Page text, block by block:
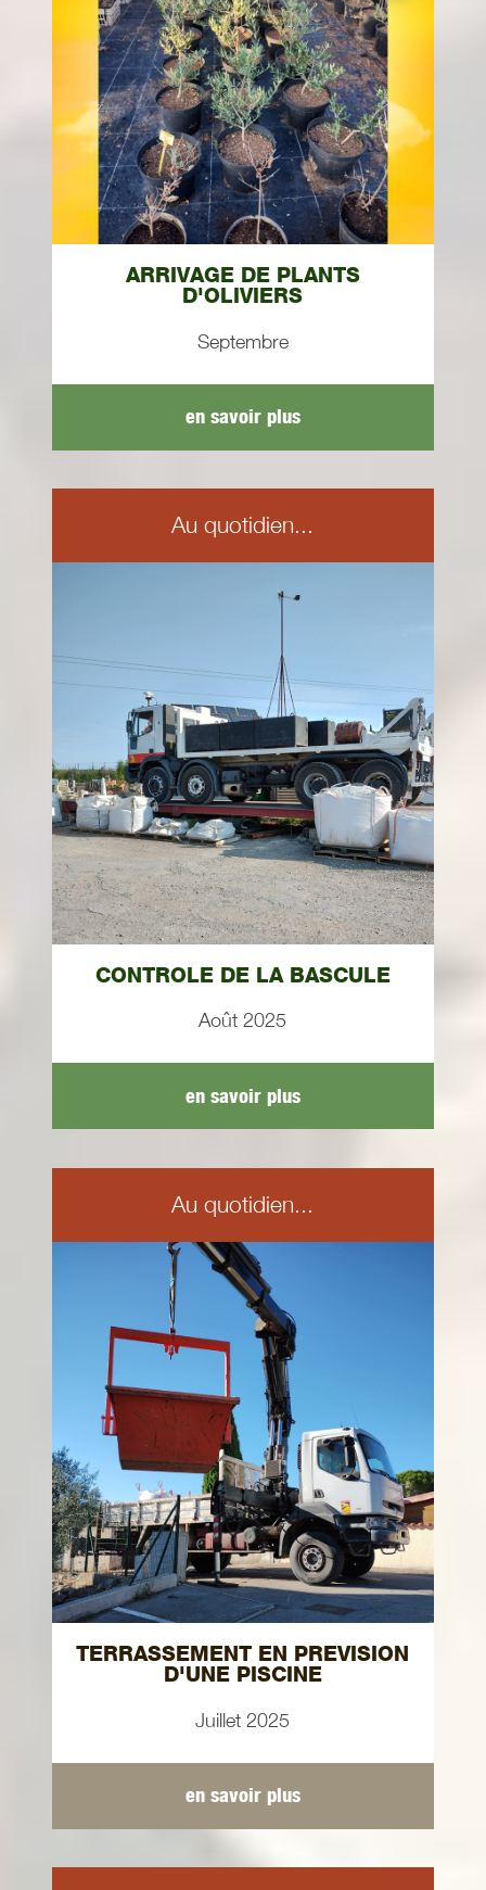
ARRIVAGE DE PLANTS
D'OLIVIERS
Septembre
en savoir plus
Au quotidien...
CONTROLE DE LA BASCULE
Août 2025
en savoir plus
Au quotidien...
TERRASSEMENT EN PREVISION
D'UNE PISCINE
Juillet 2025
en savoir plus